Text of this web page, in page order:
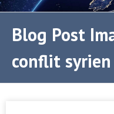
Blog Post
conflit syrien